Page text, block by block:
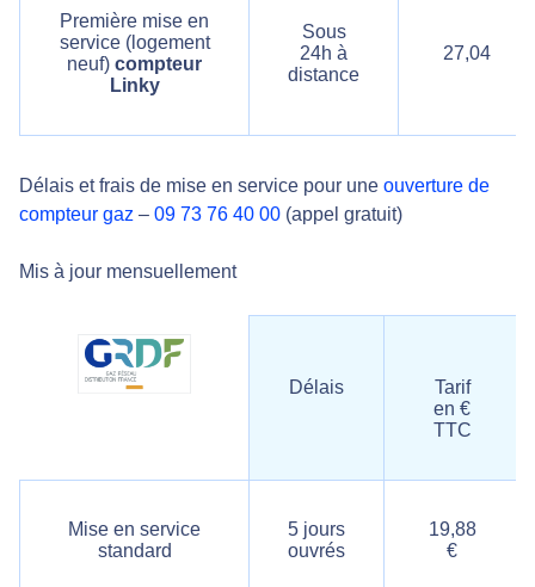
Première mise en
service (logement
neuf) compteur
Linky
Sous
24h à
distance
27,04
Délais et frais de mise en service pour une ouverture de
compteur gaz – 09 73 76 40 00 (appel gratuit)
Mis à jour mensuellement
Délais
Tarif
en €
TTC
Mise en service
standard
5 jours
ouvrés
19,88
€